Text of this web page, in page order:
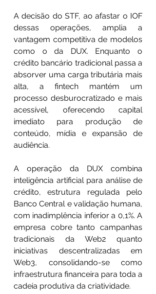
A decisão do STF, ao afastar o IOF
dessas operações, amplia a
vantagem competitiva de modelos
como o da DUX. Enquanto o
crédito bancário tradicional passa a
absorver uma carga tributária mais
alta, a fintech mantém um
processo desburocratizado e mais
acessível, oferecendo capital
imediato para produção de
conteúdo, mídia e expansão de
audiência.
A operação da DUX combina
inteligência artificial para análise de
crédito, estrutura regulada pelo
Banco Central e validação humana,
com inadimplência inferior a 0,1%. A
empresa cobre tanto campanhas
tradicionais da Web2 quanto
iniciativas descentralizadas em
Web3, consolidando-se como
infraestrutura financeira para toda a
cadeia produtiva da criatividade.